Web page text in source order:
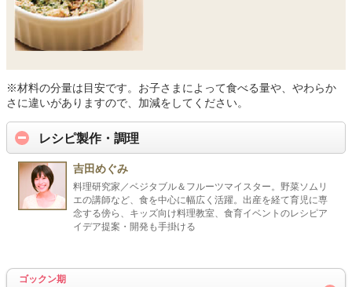
※材料の分量は目安です。お子さまによって食べる量や、やわらか
さに違いがありますので、加減をしてください。
レシピ製作・調理
吉田めぐみ
料理研究家／ベジタブル＆フルーツマイスター。野菜ソムリ
エの講師など、食を中心に幅広く活躍。出産を経て育児に専
念する傍ら、キッズ向け料理教室、食育イベントのレシピア
イデア提案・開発も手掛ける
ゴックン期